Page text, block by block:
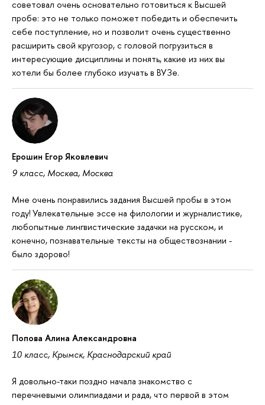
советовал очень основательно готовиться к Высшей
пробе: это не только поможет победить и обеспечить
себе поступление, но и позволит очень существенно
расширить свой кругозор, с головой погрузиться в
интересующие дисциплины и понять, какие из них вы
хотели бы более глубоко изучать в ВУЗе.
Ерошин Егор Яковлевич
9 класс, Москва, Москва
Мне очень понравились задания Высшей пробы в этом
году! Увлекательные эссе на филологии и журналистике,
любопытные лингвистические задачки на русском, и
конечно, познавательные тексты на обществознании -
было здорово!
Попова Алина Александровна
10 класс, Крымск, Краснодарский край
Я довольно-таки поздно начала знакомство с
перечневыми олимпиадами и рада, что первой в этом